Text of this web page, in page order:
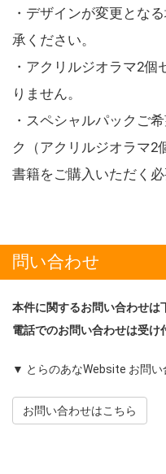
・デザインが変更とな
承ください。
・アクリルジオラマ2
りません。
・スペシャルパックご
ク（アクリルジオラマ2
書籍をご購入いただく必
問い合わせ
本件に関するお問い合わせは
電話でのお問い合わせは受け
▼ とらのあなWebsite お問い
お問い合わせはこちら